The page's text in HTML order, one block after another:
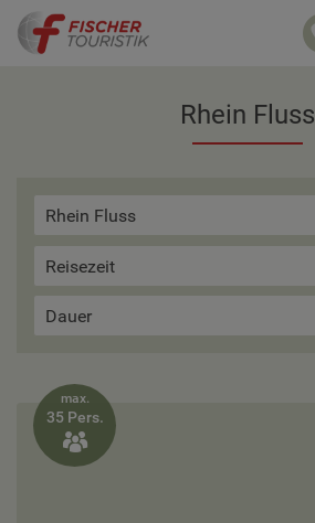
Rhein Fluss
Rhein Fluss
Reisezeit
Dauer
max.
35 Pers.
